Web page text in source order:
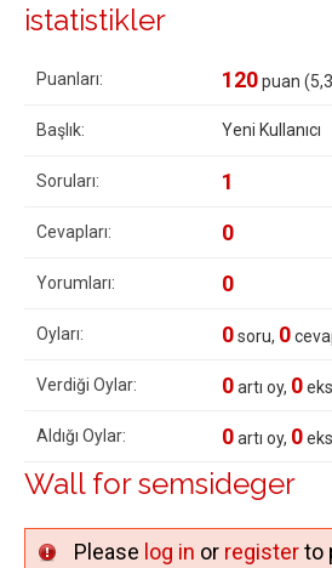
istatistikler
Puanları: 120puan (
Başlık: Yeni Kullanıcı
Soruları: 1
Cevapları: 0
Yorumları: 0
Oyları: 0soru, 0
Verdiği Oylar: 0artı oy, 0
Aldığı Oylar: 0artı oy, 0
Wall for semsideger
Please log in or registerto